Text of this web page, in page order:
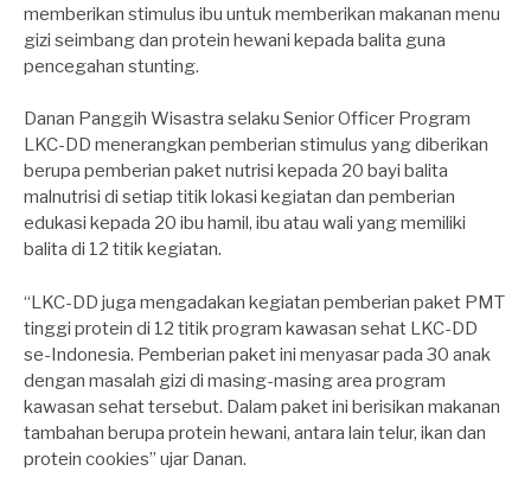
memberikan stimulus ibu untuk memberikan makanan menu
gizi seimbang dan protein hewani kepada balita guna
pencegahan stunting.
Danan Panggih Wisastra selaku Senior Officer Program
LKC-DD menerangkan pemberian stimulus yang diberikan
berupa pemberian paket nutrisi kepada 20 bayi balita
malnutrisi di setiap titik lokasi kegiatan dan pemberian
edukasi kepada 20 ibu hamil, ibu atau wali yang memiliki
balita di 12 titik kegiatan.
“LKC-DD juga mengadakan kegiatan pemberian paket PMT
tinggi protein di 12 titik program kawasan sehat LKC-DD
se-Indonesia. Pemberian paket ini menyasar pada 30 anak
dengan masalah gizi di masing-masing area program
kawasan sehat tersebut. Dalam paket ini berisikan makanan
tambahan berupa protein hewani, antara lain telur, ikan dan
protein cookies” ujar Danan.